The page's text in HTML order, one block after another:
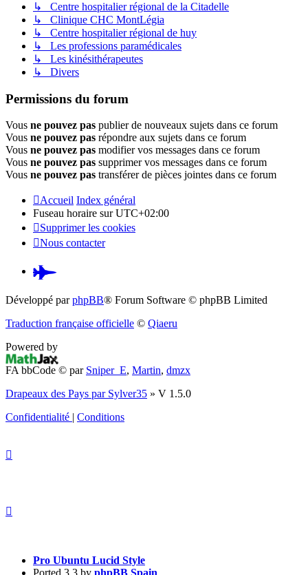
↳ Centre hospitalier régional de la Citadelle
↳ Clinique CHC MontLégia
↳ Centre hospitalier régional de huy
↳ Les professions paramédicales
↳ Les kinésithérapeutes
↳ Divers
Permissions du forum
Vous ne pouvez pas publier de nouveaux sujets dans ce forum
Vous ne pouvez pas répondre aux sujets dans ce forum
Vous ne pouvez pas modifier vos messages dans ce forum
Vous ne pouvez pas supprimer vos messages dans ce forum
Vous ne pouvez pas transférer de pièces jointes dans ce forum
Accueil Index général
Fuseau horaire surUTC+02:00
Supprimer les cookies
Nous contacter
Pardus.at
(S’ouvre
nouvel
Développé parphpBB® Forum Software © phpBB Limited
Traduction française officielle © Qiaeru
Powered by
FA bbCode © par Sniper_E, Martin, dmzx
Drapeaux des Pays par Sylver35 » V 1.5.0
Confidentialité | Conditions
Pro Ubuntu Lucid Style
Ported 3.3 by phpBB Spain